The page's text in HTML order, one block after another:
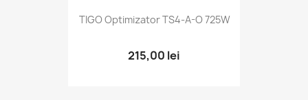
TIGO Optimizator TS4-A-O 725W
215,00 lei